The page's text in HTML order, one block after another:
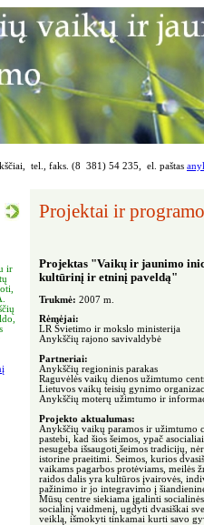
tel., faks. (8 381) 54 235, el. paštas
Projektai ir
ir
Projektas "Vaikų ir jaunimo
kultūrinį ir etninį paveldą"
Trukmė: 2007 m.
Rėmėjai:
LR Švietimo ir mokslo ministerija
Anykščių rajono savivaldybė
Partneriai:
Anykščių regioninis parakas
Raguvėlės vaikų dienos užimtumo
Lietuvos vaikų teisių gynimo
Anykščių moterų užimtumo ir
Projekto aktualumas:
Anykščių vaikų paramos ir užimtumo
pastebi, kad šios šeimos, ypač
nesugeba išsaugoti šeimos tradicijų,
istorine praeitimi. Šeimos, kurios
vaikams pagarbos protėviams, meilės
raidos dalis yra kultūros įvairovės,
pažinimo ir jo integravimo į
Mūsų centre siekiama įgalinti
socialinį vaidmenį, ugdyti dvasiškai
veiklą, išmokyti tinkamai kurti savo